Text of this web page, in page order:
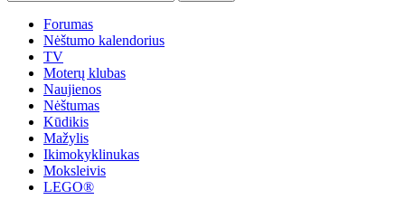
Forumas
Nėštumo kalendorius
TV
Moterų klubas
Naujienos
Nėštumas
Kūdikis
Mažylis
Ikimokyklinukas
Moksleivis
LEGO®